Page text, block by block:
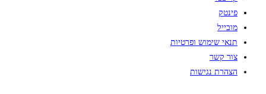
פינטק
מובייל
תנאי שימוש ופרטיות
צור קשר
הצהרת נגישות